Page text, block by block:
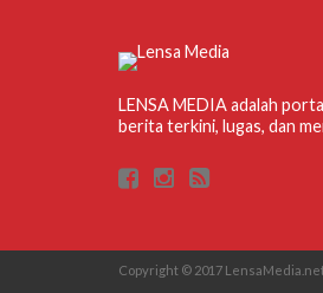
LENSA MEDIA adalah
berita terkini, lugas, dan
Copyright © 2017